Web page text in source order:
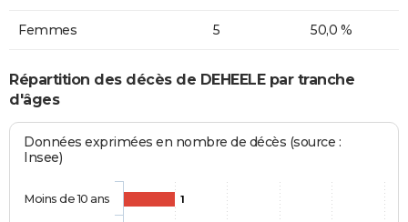
Femmes 5 50,0 %
Répartition des décès de DEHEELE par tranche
d'âges
Données exprimées en nombre de décès (source :
Insee)
1
Moins de 10 ans